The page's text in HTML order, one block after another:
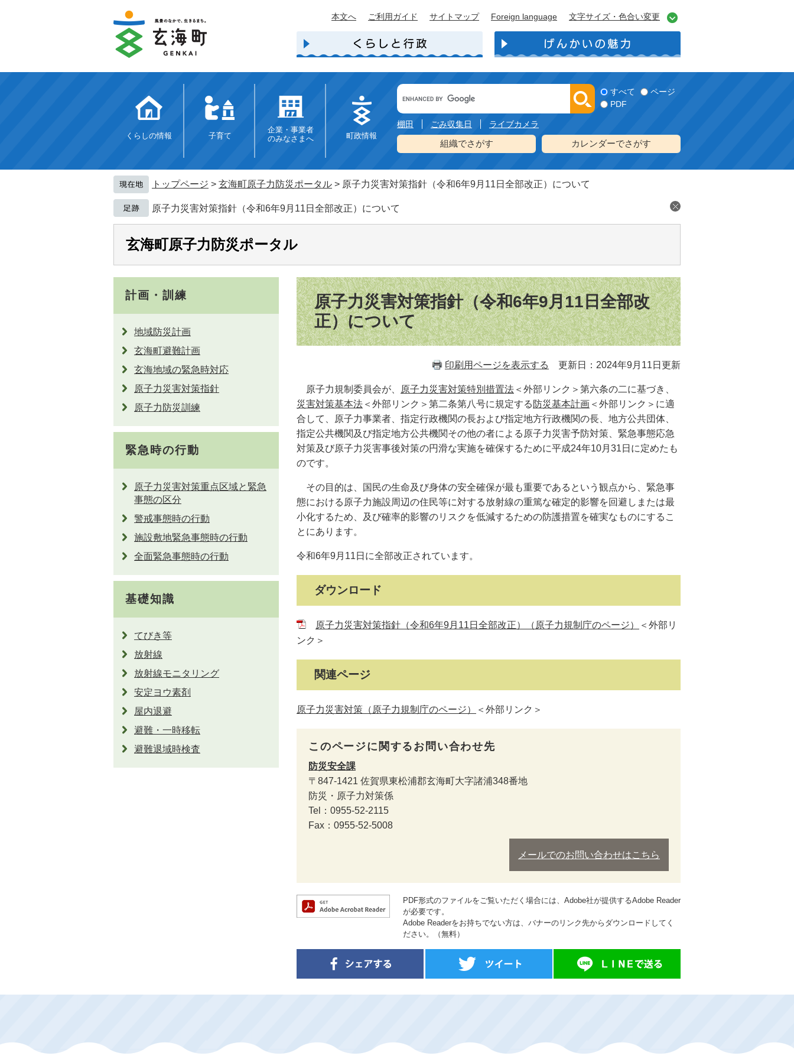
本文へ ご利用ガイド サイトマップ Foreign language 文字サイズ・色合い変更
くらしの情報 子育て
企業・事業者
のみなさまへ
町政情報
Google
カ
ス
タ
ム
検
索
すべて
ページ
PDF
棚田 ごみ収集日 ライブカメラ
組織でさがす カレンダーでさがす
トップページ > 玄海町原子力防災ポータル > 原子力災害対策指針（令和6年9月11日全部改正）について
原子力災害対策指針（令和6年9月11日全部改正）について
玄海町原子力防災ポータル
計画・訓練
地域防災計画
玄海町避難計画
玄海地域の緊急時対応
原子力災害対策指針
原子力防災訓練
緊急時の行動
原子力災害対策重点区域と緊急
事態の区分
警戒事態時の行動
施設敷地緊急事態時の行動
全面緊急事態時の行動
基礎知識
てびき等
放射線
放射線モニタリング
安定ヨウ素剤
屋内退避
避難・一時移転
避難退域時検査
本
文
原子力災害対策指針（令和6年9月11日全部改
正）について
印刷用ページを表示する 更新日：2024年9月11日更新
原子力規制委員会が、 原子力災害対策特別措置法 ＜外部リンク＞ 第六条の二に基づき、
災害対策基本法 ＜外部リンク＞ 第二条第八号に規定する 防災基本計画 ＜外部リンク＞ に適
合して、原子力事業者、指定行政機関の長および指定地方行政機関の長、地方公共団体、
指定公共機関及び指定地方公共機関その他の者による原子力災害予防対策、緊急事態応急
対策及び原子力災害事後対策の円滑な実施を確保するために平成24年10月31日に定めたも
のです。
その目的は、国民の生命及び身体の安全確保が最も重要であるという観点から、緊急事
態における原子力施設周辺の住民等に対する放射線の重篤な確定的影響を回避しまたは最
小化するため、及び確率的影響のリスクを低減するための防護措置を確実なものにするこ
とにあります。
令和6年9月11日に全部改正されています。
ダウンロード
原子力災害対策指針（令和6年9月11日全部改正）（原子力規制庁のページ）
＜外部リ
ンク＞
関連ページ
原子力災害対策（原子力規制庁のページ） ＜外部リンク＞
このページに関するお問い合わせ先
防災安全課
〒847-1421 佐賀県東松浦郡玄海町大字諸浦348番地
防災・原子力対策係
Tel：0955-52-2115
Fax：0955-52-5008
メールでのお問い合わせはこちら
PDF形式のファイルをご覧いただく場合には、Adobe社が提供するAdobe Reader
が必要です。
Adobe Readerをお持ちでない方は、バナーのリンク先からダウンロードしてく
ださい。（無料）